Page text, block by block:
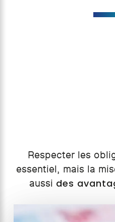
Respecter les
essentiel, mais la
aussi des